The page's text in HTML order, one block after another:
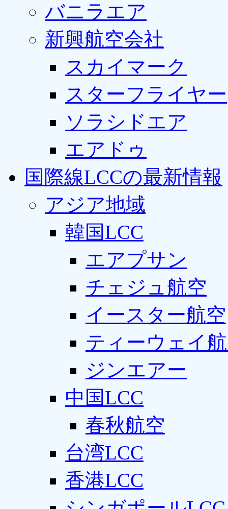
バニラエア
新興航空会社
スカイマーク
スターフライヤー
ソラシドエア
エアドゥ
国際線LCCの最新情報
アジア地域
韓国LCC
エアプサン
チェジュ航空
イースター航空
ティーウェイ
ジンエアー
中国LCC
春秋航空
台湾LCC
香港LCC